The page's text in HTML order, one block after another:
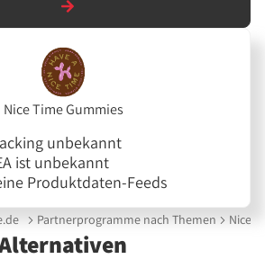
Nice Time Gummies
unbekannt
ist unbekannt
Produktdaten-Feeds
Partnerprogramme nach Themen Nice